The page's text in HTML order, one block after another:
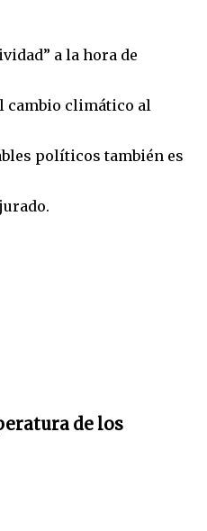
a la hora de
cambio climático al
políticos también es
de los